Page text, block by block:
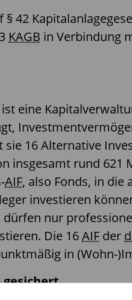
42
KAGB in Verbindung
ist eine
16 Alternative
insgesamt rund 621
AIF, also Fonds, in die
investieren
dürfen nur
Die 16AIF der
in (Wohn-